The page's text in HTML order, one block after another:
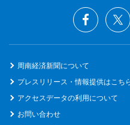
周南経済新聞について
プレスリリース・情報提供はこち
アクセスデータの利用について
お問い合わせ